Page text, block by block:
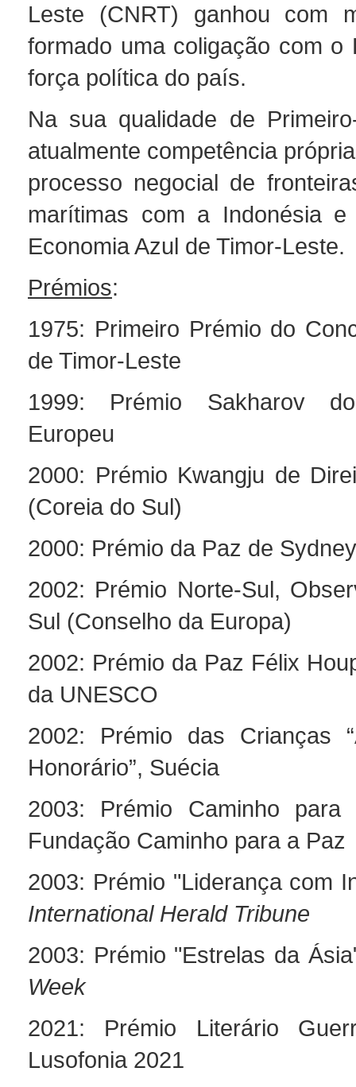
Leste (CNRT) ganhou com
formado uma coligação com o
força política do país.
Na sua qualidade de
atualmente competência
processo negocial de
marítimas com a Indonésia
Economia Azul de Timor-Leste.
Prémios:
1975: Primeiro Prémio do
de Timor-Leste
1999: Prémio Sakharov
Europeu
2000: Prémio Kwangju de
(Coreia do Sul)
2000: Prémio da Paz de Sydney
2002: Prémio Norte-Sul,
Sul (Conselho da Europa)
2002: Prémio da Paz Félix
da UNESCO
2002: Prémio das Crianças
Honorário”, Suécia
2003: Prémio Caminho
Fundação Caminho para a Paz
2003: Prémio "Liderança com
International Herald Tribune
2003: Prémio "Estrelas da
Week
2021: Prémio Literário
Lusofonia 2021